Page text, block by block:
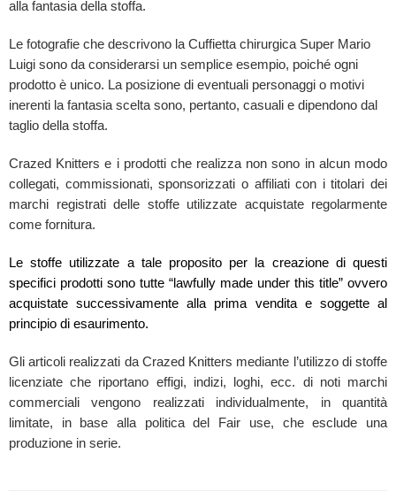
alla fantasia della stoffa.
Le fotografie che descrivono la Cuffietta chirurgica Super Mario
Luigi sono da considerarsi un semplice esempio, poiché ogni
prodotto è unico. La posizione di eventuali personaggi o motivi
inerenti la fantasia scelta sono, pertanto, casuali e dipendono dal
taglio della stoffa.
Crazed Knitters e i prodotti che realizza non sono in alcun modo
collegati, commissionati, sponsorizzati o affiliati con i titolari dei
marchi registrati delle stoffe utilizzate acquistate regolarmente
come fornitura.
Le stoffe utilizzate a tale proposito per la creazione di questi
specifici prodotti sono tutte “lawfully made under this title” ovvero
acquistate successivamente alla prima vendita e soggette al
principio di esaurimento.
Gli articoli realizzati da Crazed Knitters mediante l’utilizzo di stoffe
licenziate che riportano effigi, indizi, loghi, ecc. di noti marchi
commerciali vengono realizzati individualmente, in quantità
limitate, in base alla politica del Fair use, che esclude una
produzione in serie.